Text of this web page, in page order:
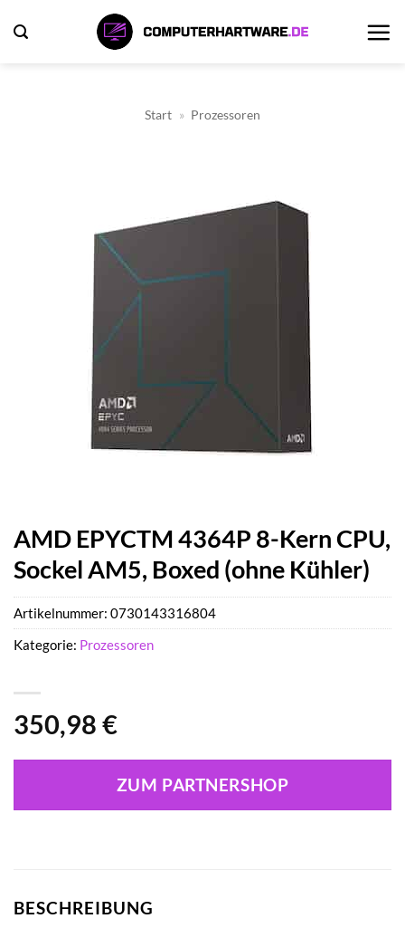
Inhalt
Start » Prozessoren
AMD EPYCTM 4364P 8-Kern CPU,
Sockel AM5, Boxed (ohne Kühler)
350,98 €
ZUM PARTNERSHOP
Artikelnummer: 0730143316804
Kategorie: Prozessoren
BESCHREIBUNG